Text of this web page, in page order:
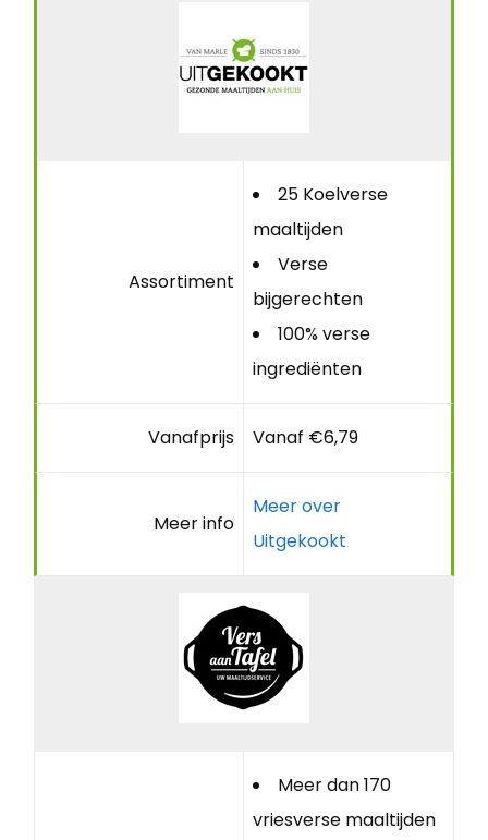
Assortiment
25 Koelverse
maaltijden
Verse
bijgerechten
100% verse
ingrediënten
Vanafprijs Vanaf €6,79
Meer info
Meer over
Uitgekookt
Meer dan 170
vriesverse maaltijden